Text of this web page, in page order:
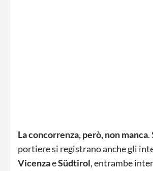
La concorrenza, però, non manca.
portiere si registrano anche gli
VicenzaeSüdtirol, entrambe